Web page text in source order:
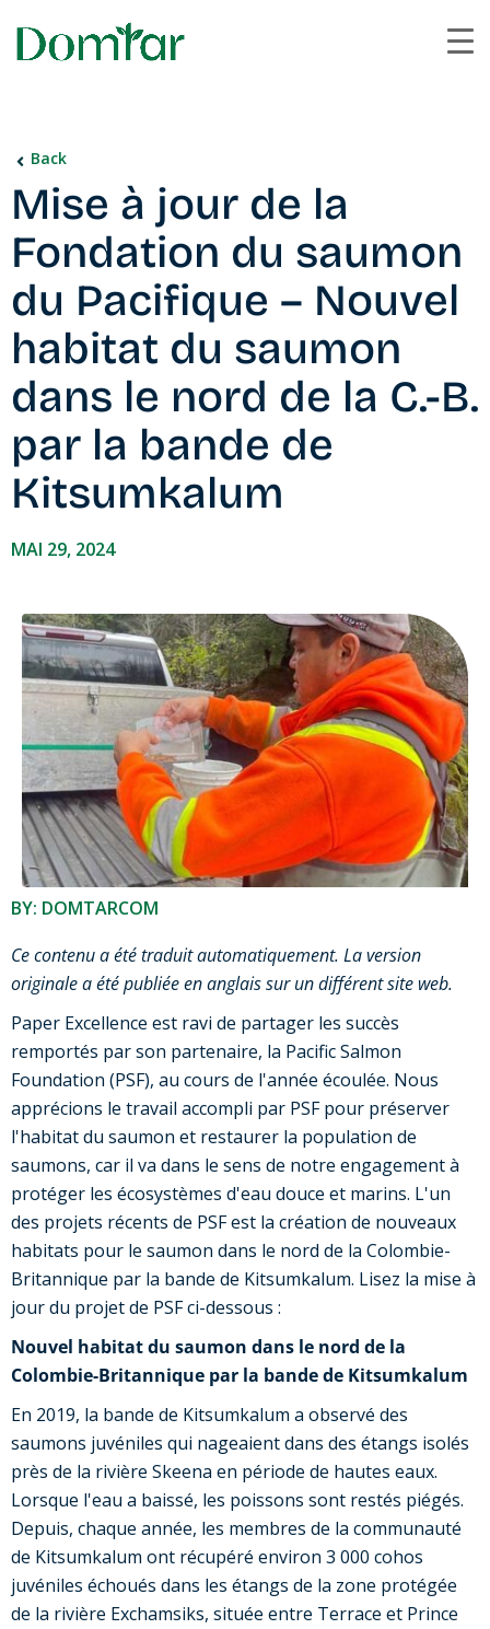
Back
Mise à jour de la
Fondation du saumon
du Pacifique – Nouvel
habitat du saumon
dans le nord de la C.-B.
par la bande de
Kitsumkalum
MAI 29, 2024
BY: DOMTARCOM
Ce contenu a été traduit automatiquement. La version
originale a été publiée en anglais sur un différent site web.
Paper Excellence est ravi de partager les succès
remportés par son partenaire, la Pacific Salmon
Foundation (PSF), au cours de l'année écoulée. Nous
apprécions le travail accompli par PSF pour préserver
l'habitat du saumon et restaurer la population de
saumons, car il va dans le sens de notre engagement à
protéger les écosystèmes d'eau douce et marins. L'un
des projets récents de PSF est la création de nouveaux
habitats pour le saumon dans le nord de la Colombie-
Britannique par la bande de Kitsumkalum. Lisez la mise à
jour du projet de PSF ci-dessous :
Nouvel habitat du saumon dans le nord de la
Colombie-Britannique par la bande de Kitsumkalum
En 2019, la bande de Kitsumkalum a observé des
saumons juvéniles qui nageaient dans des étangs isolés
près de la rivière Skeena en période de hautes eaux.
Lorsque l'eau a baissé, les poissons sont restés piégés.
Depuis, chaque année, les membres de la communauté
de Kitsumkalum ont récupéré environ 3 000 cohos
juvéniles échoués dans les étangs de la zone protégée
de la rivière Exchamsiks, située entre Terrace et Prince